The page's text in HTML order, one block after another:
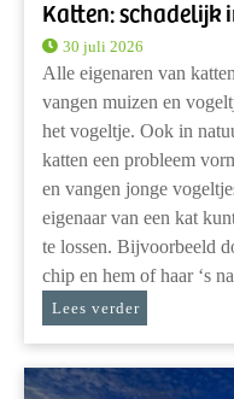
Katten: schadelijk
30 juli 2026
Alle eigenaren van
vangen muizen en
het vogeltje. Ook in
katten een probleem
en vangen jonge
eigenaar van een kat
te lossen. Bijvoorbeeld
chip en hem of haar ‘s
Lees verder